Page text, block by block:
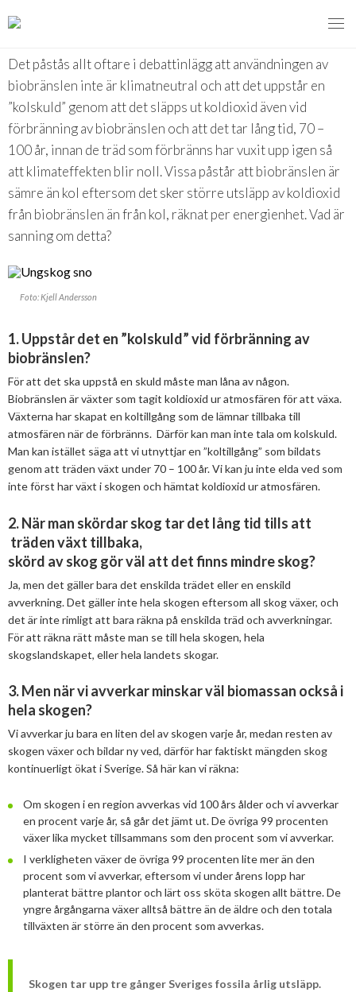
MENY
VI VERKAR FÖR
Styrmedel
Besvarade remisser
2026
Juni
Maj
Mars
Januari
2025
December
September
Augusti
Juni
Maj
April
Mars
Februari
2024
Oktober
September
Augusti
Juli
Juni
Mars
Januari
December
Oktober
Augusti
Juni
Maj
April
Mars
2022
December
November
Oktober
September
Augusti
April
Februari
Januari
2021
December
Oktober
September
Augusti
Juni
Mars
Februari
Januari
2020
December
November
Oktober
September
Maj
April
Januari
2019
November
Oktober
September
Juni
April
Mars
Februari
Januari
2018
April
Februari
Januari
November
September
Augusti
Juni
April
Mars
Februari
Januari
2016
Oktober
September
Augusti
Juli
Juni
Maj
April
Mars
Januari
November
Oktober
September
Augusti
Juli
Maj
Mars
Februari
2014
Augusti
Juni
Maj
April
Mars
Februari
Januari
2013
November
Oktober
September
Augusti
Maj
April
Februari
2012
December
Oktober
September
Augusti
Juli
Mars
2011
December
November
Oktober
September
Juni
2010
December
November
September
2009
December
November
Juli
2008
December
2007
Remisser på gång
Aktuella frågor
Försörjningstrygghet
Hur ser Sveriges energianvänding ut?
Sammanfattande statistik om bioenergi
Finns det mark?
Biovärme
Biodrivmedel
Biokraft
Exempel på bioenergi
MEDLEMSKAP
Associerad medlem
Privat medlem
EVENEMANG
MER
Ger förbränning en kolskuld?
Det påstås allt oftare i debattinlägg att användningen av
biobränslen inte är klimatneutral och att det uppstår en
”kolskuld” genom att det släpps ut koldioxid även vid
förbränning av biobränslen och att det tar lång tid, 70 –
100 år, innan de träd som förbränns har vuxit upp igen så
att klimateffekten blir noll. Vissa påstår att biobränslen är
sämre än kol eftersom det sker större utsläpp av koldioxid
från biobränslen än från kol, räknat per energienhet. Vad är
sanning om detta?
Foto: Kjell Andersson
1. Uppstår det en ”kolskuld” vid förbränning av
biobränslen?
För att det ska uppstå en skuld måste man låna av någon.
Biobränslen är växter som tagit koldioxid ur atmosfären för att växa.
Växterna har skapat en koltillgång som de lämnar tillbaka till
atmosfären när de förbränns. Därför kan man inte tala om kolskuld.
Man kan istället säga att vi utnyttjar en ”koltillgång” som bildats
genom att träden växt under 70 – 100 år. Vi kan ju inte elda ved som
inte först har växt i skogen och hämtat koldioxid ur atmosfären.
2. När man skördar skog tar det lång tid tills att
träden växt tillbaka,
skörd av skog gör väl att det finns mindre skog?
Ja, men det gäller bara det enskilda trädet eller en enskild
avverkning. Det gäller inte hela skogen eftersom all skog växer, och
det är inte rimligt att bara räkna på enskilda träd och avverkningar.
För att räkna rätt måste man se till hela skogen, hela
skogslandskapet, eller hela landets skogar.
3. Men när vi avverkar minskar väl biomassan också i
hela skogen?
Vi avverkar ju bara en liten del av skogen varje år, medan resten av
skogen växer och bildar ny ved, därför har faktiskt mängden skog
kontinuerligt ökat i Sverige. Så här kan vi räkna:
Om skogen i en region avverkas vid 100 års ålder och vi avverkar
en procent varje år, så går det jämt ut. De övriga 99 procenten
växer lika mycket tillsammans som den procent som vi avverkar.
I verkligheten växer de övriga 99 procenten lite mer än den
procent som vi avverkar, eftersom vi under årens lopp har
planterat bättre plantor och lärt oss sköta skogen allt bättre. De
yngre årgångarna växer alltså bättre än de äldre och den totala
tillväxten är större än den procent som avverkas.
Skogen tar upp tre gånger Sveriges fossila årlig utsläpp.